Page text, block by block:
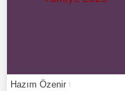
Hazım Özenir